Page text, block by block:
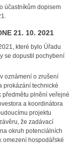
dopisem
21. 10. 2021
které bylo Úřadu
se dopustil pochybení
o zrušení
prokázání technické
předmětu plnění veřejné
a koordinátora
projektu
že zadávací
okruh potenciálních
omezení hospodářské